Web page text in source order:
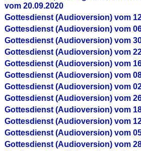
vom 20.09.2020
Gottesdienst (Audioversion) vom
Gottesdienst (Audioversion) vom
Gottesdienst (Audioversion) vom
Gottesdienst (Audioversion) vom
Gottesdienst (Audioversion) vom
Gottesdienst (Audioversion) vom
Gottesdienst (Audioversion) vom
Gottesdienst (Audioversion) vom
Gottesdienst (Audioversion) vom
Gottesdienst (Audioversion) vom
Gottesdienst (Audioversion) vom
Gottesdienst (Audioversion) vom